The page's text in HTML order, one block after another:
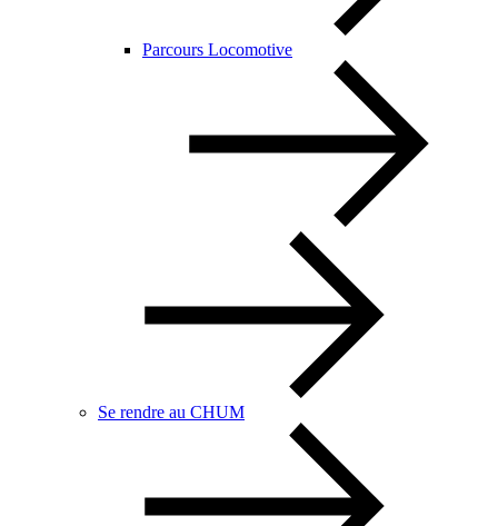
Parcours Locomotive
Se rendre au CHUM